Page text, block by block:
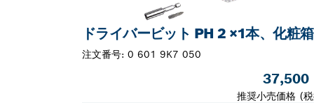
ドライバービット PH 2 ×1本、化粧
注文番号: 0 601 9K7 050
37,500
推奨小売価格 (